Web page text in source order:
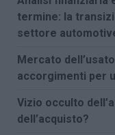
termine: la
settore
Mercato
accorgimenti per
Vizio occulto
dell’acquisto?